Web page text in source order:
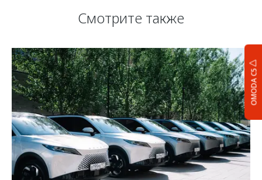
OMODA C5
Смотрите также